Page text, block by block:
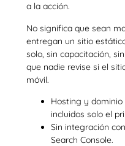
a la acción.
No significa que sean
entregan un sitio
solo, sin capacitación,
que nadie revise si el
móvil.
Hosting y
incluidos solo el
Sin integración
Search Console.